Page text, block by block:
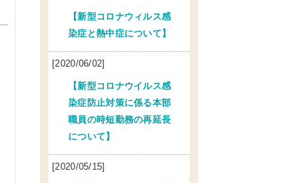
【新型コロナウィルス感
染症と熱中症について】
[2020/06/02]
【新型コロナウイルス感
染症防止対策に係る本部
職員の時短勤務の再延長
について】
[2020/05/15]